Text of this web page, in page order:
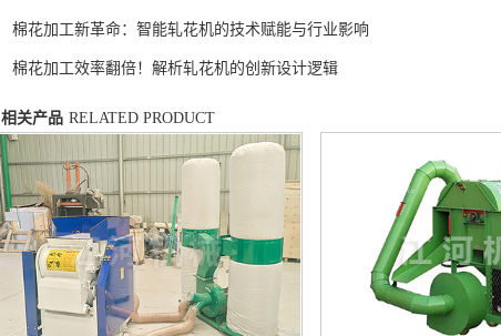
棉花加工新革命：智能轧花机的技术赋能与行业影响
棉花加工效率翻倍！解析轧花机的创新设计逻辑
相关产品 RELATED PRODUCT